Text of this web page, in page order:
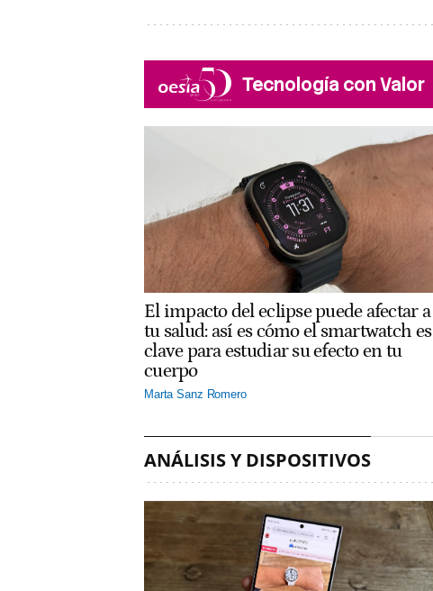
Tecnología con Valor
El impacto del eclipse puede afectar a
tu salud: así es cómo el smartwatch es
clave para estudiar su efecto en tu
cuerpo
Marta Sanz Romero
ANÁLISIS Y DISPOSITIVOS